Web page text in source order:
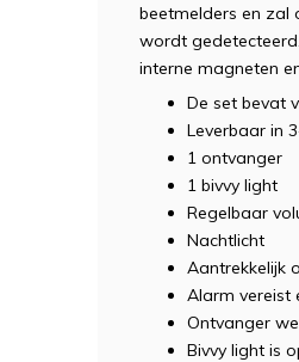
beetmelders en zal
wordt
interne magneten
De set bevat
Leverbaar in
1 ontvanger
1 bivvy light
Regelbaar
Nachtlicht
Aantrekkelijk
Alarm vereist
Ontvanger
Bivvy light is